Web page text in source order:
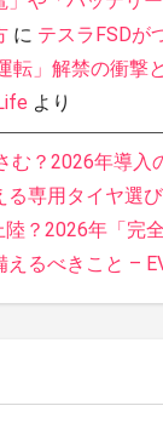
に テスラFSDが
転」解禁の衝撃
より
む？2026年導入
る専用タイヤ選
陸？2026年「完
るべきこと –